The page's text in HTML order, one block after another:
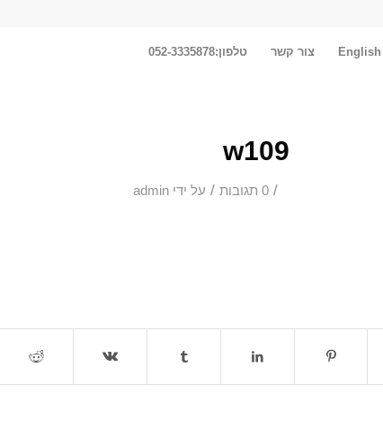
English צור קשר טלפון:052-3335878
w109
/ 0 תגובות / על ידי admin